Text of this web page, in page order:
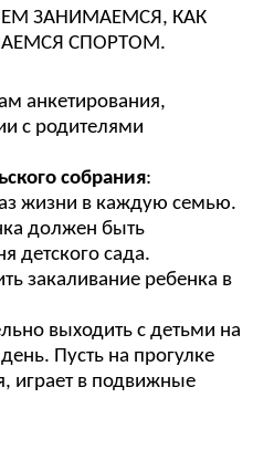
ЗАНИМАЕМСЯ, КАК
СПОРТОМ.
анкетирования,
с родителями
собрания:
жизни в каждую семью.
должен быть
детского сада.
закаливание ребенка в
выходить с детьми на
Пусть на прогулке
играет в подвижные